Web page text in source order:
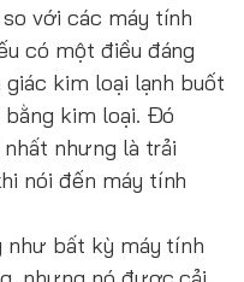
với các máy tính
có một điều đáng
kim loại lạnh buốt
kim loại. Đó
nhưng là trải
nói đến máy tính
như bất kỳ máy tính